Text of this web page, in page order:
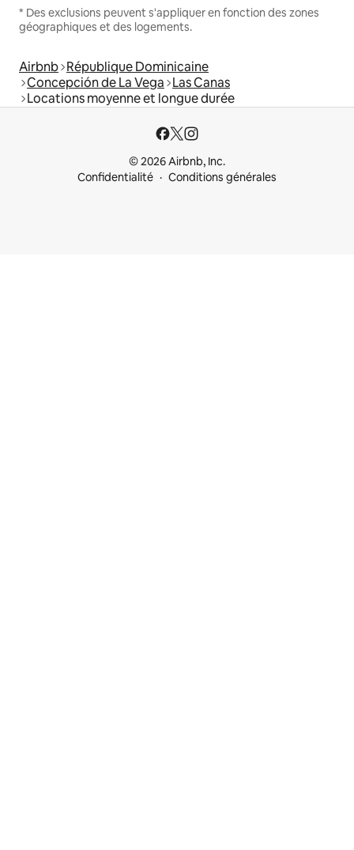
* Des exclusions peuvent s'appliquer en fonction des zones
géographiques et des logements.
Airbnb République Dominicaine
Concepción de La Vega Las Canas
Locations moyenne et longue durée
© 2026 Airbnb, Inc.
Confidentialité
Conditions générales